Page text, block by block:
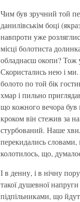
Чим був зручний той
данилівськім боці
навпроти уже
місці болотиста
обладнаєш окопи? Тож
Скористались нею і ми.
болото по той бік
хмар і пильно
що кожного вечора був
кроком він стежив за
стурбований. Наше
перекидались словами,
колотилось, що,
І в денну, і в нічну
такої душевної
підпільниками, що